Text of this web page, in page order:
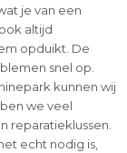
je van een
altijd
opduikt. De
snel op.
kunnen wij
we veel
reparatieklussen.
echt nodig is,